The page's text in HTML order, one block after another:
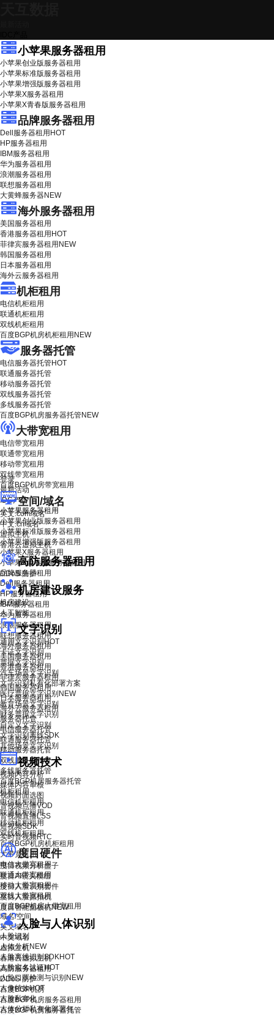
小苹果服务器租用
小苹果创业版服务器租用
小苹果标准版服务器租用
小苹果增强版服务器租用
小苹果X服务器租用
小苹果X青春版服务器租用
品牌服务器租用
Dell服务器租用 HOT
HP服务器租用
IBM服务器租用
华为服务器租用
浪潮服务器租用
联想服务器租用
大黄蜂服务器NEW
海外服务器租用
美国服务器租用
香港服务器租用 HOT
菲律宾服务器租用 NEW
韩国服务器租用
日本服务器租用
海外云服务器租用
机柜租用
电信机柜租用
联通机柜租用
双线机柜租用
百度BGP机房机柜租用 NEW
服务器托管
电信服务器托管HOT
联通服务器托管
移动服务器托管
双线服务器托管
多线服务器托管
百度BGP机房服务器托管NEW
大带宽租用
电信带宽租用
联通带宽租用
移动带宽租用
双线带宽租用
百度BGP机房带宽租用
空间/域名
英文.com域名
中文.cn域名
虚拟主机
香港云虚拟主机
高防服务器租用
DDoS 防护
机房建设服务
机房建设
人工智能
文字识别
通用文字识别 HOT
卡证文字识别
票据文字识别
汽车场景文字识别
文字识别私有化部署方案
医疗票据文字识别 NEW
教育场景文字识别
财务票据文字识别
自定义文字识别
文字识别离线SDK
其他场景文字识别
视频技术
视频内容分析
媒体内容审核
视频封面选图
音视频点播VOD
音视频直播LSS
短视频SDK
实时音视频RTC
度目硬件
度目视频分析盒子
度目AI镜头模组
度目人脸识别套件
度目人脸抓拍机
度目智能面板机NEW
人脸与人体识别
人脸识别
人体分析NEW
人脸离线识别SDKHOT
人脸实名认证HOT
人脸口罩检测与识别 NEW
人像特效HOT
人脸私有化
人体分析私有化部署包
登录
最新活动
IDC产品
小苹果服务器租用
小苹果创业版服务器租用
小苹果标准版服务器租用
小苹果增强版服务器租用
小苹果X服务器租用
小苹果X青春版服务器租用
品牌服务器租用
Dell服务器租用
HP服务器租用
IBM服务器租用
华为服务器租用
浪潮服务器租用
联想服务器租用
海外服务器租用
美国服务器租用
香港服务器租用
菲律宾服务器租用
韩国服务器租用
日本服务器租用
海外云服务器租用
服务器托管
电信服务器托管
联通服务器托管
移动服务器托管
双线服务器托管
多线服务器托管
百度BGP机房服务器托管
机柜租用
电信机柜租用
联通机柜租用
移动机柜租用
双线机柜租用
百度BGP机房机柜租用
大带宽租用
电信大带宽租用
联通大带宽租用
移动大带宽租用
双线大带宽租用
百度BGP机房大带宽租用
域名/空间
英文域名
中文域名
虚拟主机
香港云虚拟主机
高防服务器租用
DDoS 防护
百度BGP机房
百度BGP机房服务器租用
百度BGP机房服务器托管